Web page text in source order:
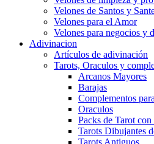
Velones de Santos y
Velones para el Amor
Velones para negocios y
Adivinacion
Artículos de adivinación
Tarots, Oraculos y
Arcanos Mayores
Barajas
Complementos
Oraculos
Packs de Tarot
Tarots Dibujantes
Tarots Antiguos